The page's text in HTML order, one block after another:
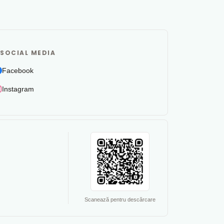
SOCIAL MEDIA
Facebook
Instagram
Scanează pentru descărcare